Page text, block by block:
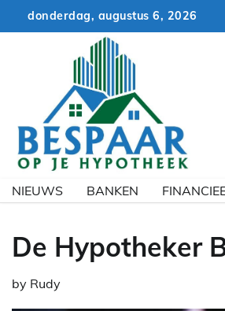
donderdag, augustus 6, 2026
NIEUWS BANKEN
De Hypotheker
by Rudy